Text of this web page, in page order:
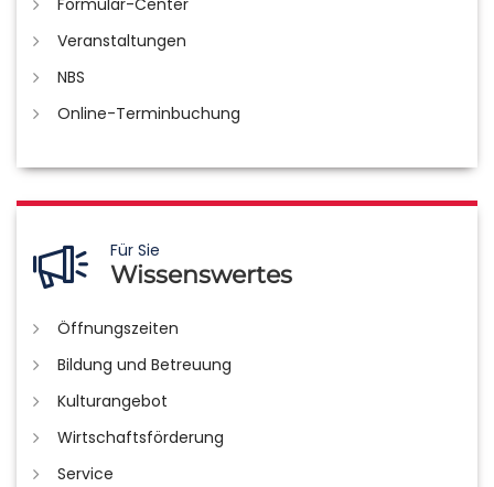
Formular-Center
Veranstaltungen
NBS
Online-Terminbuchung
Für Sie
Wissenswertes
Öffnungszeiten
Bildung und Betreuung
Kulturangebot
Wirtschaftsförderung
Service